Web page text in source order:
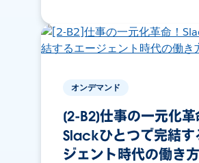
オンデマンド
[2-B2]仕事の一元化革
Slackひとつで完結す
ジェント時代の働き方